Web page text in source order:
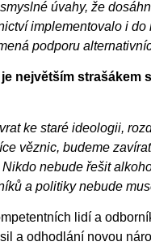
úvahy, že
implementovalo i
podporu
největším
ke staré ideologii,
věznic, budeme
nebude řešit
a politiky nebude
lidí a
a odhodlání novou